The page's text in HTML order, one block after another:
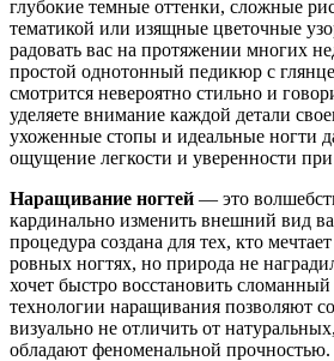
глубокие темные оттенки, сложные
тематикой или изящные цветочные
радовать вас на протяжении многих
простой однотонный педикюр с
смотрится невероятно стильно и
уделяете внимание каждой детали
ухоженные стопы и идеальные ногти
ощущение легкости и уверенности
Наращивание ногтей — это
кардинально изменить внешний вид
процедура создана для тех, кто
ровных ногтях, но природа не
хочет быстро восстановить
технологии наращивания позволяют
визуально не отличить от
обладают феноменальной прочностью.